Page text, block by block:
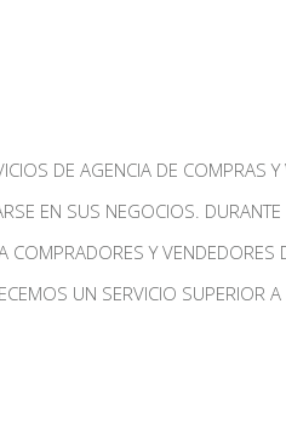
DE AGENCIA DE COMPRAS
EN SUS NEGOCIOS.
COMPRADORES Y
UN SERVICIO SUPERIOR